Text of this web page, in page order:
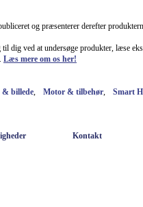
og præsenterer derefter
dig ved at undersøge produkter, læse
Læs mere om os her!
& billede, Motor & tilbehør, Smart
Kontakt